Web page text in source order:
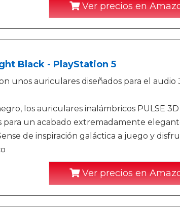
Ver precios en
Black - PlayStation 5
unos auriculares diseñados para el audio
los auriculares inalámbricos PULSE 3D
un acabado extremadamente
de inspiración galáctica a juego y
Ver precios en